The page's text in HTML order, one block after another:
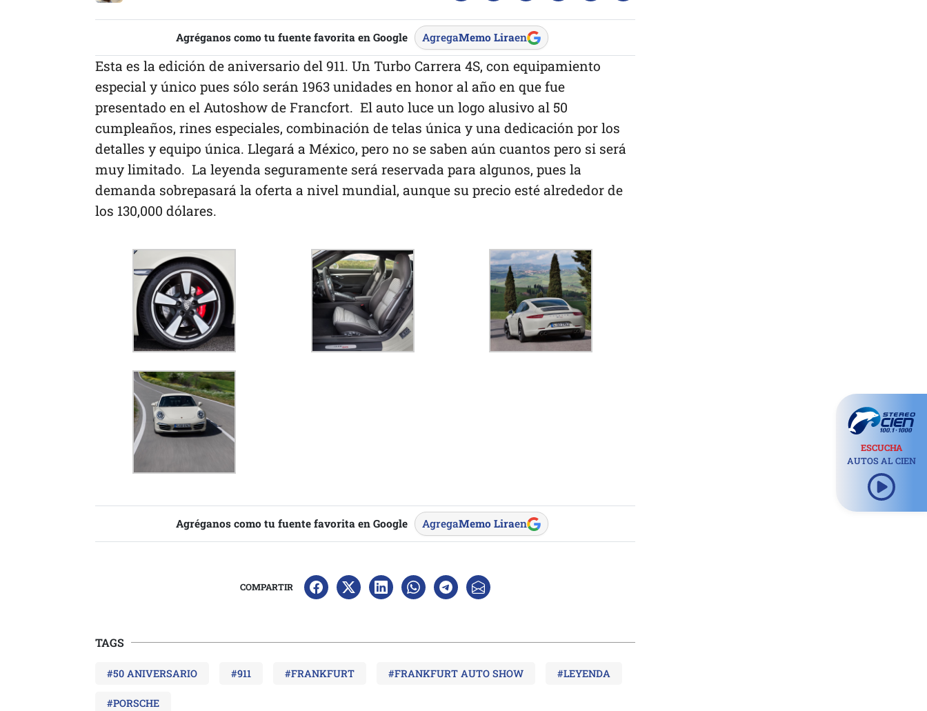
Agréganos como tu fuente favorita en Google AgregaMemo Liraen
Esta es la edición de aniversario del 911. Un Turbo Carrera 4S, con equipamiento
especial y único pues sólo serán 1963 unidades en honor al año en que fue
presentado en el Autoshow de Francfort. El auto luce un logo alusivo al 50
cumpleaños, rines especiales, combinación de telas única y una dedicación por los
detalles y equipo única. Llegará a México, pero no se saben aún cuantos pero si será
muy limitado. La leyenda seguramente será reservada para algunos, pues la
demanda sobrepasará la oferta a nivel mundial, aunque su precio esté alrededor de
los 130,000 dólares.
Agréganos como tu fuente favorita en Google AgregaMemo Liraen
COMPARTIR
TAGS
#50 ANIVERSARIO #911 #FRANKFURT #FRANKFURT AUTO SHOW #LEYENDA
#PORSCHE
ESCUCHA
AUTOS AL CIEN